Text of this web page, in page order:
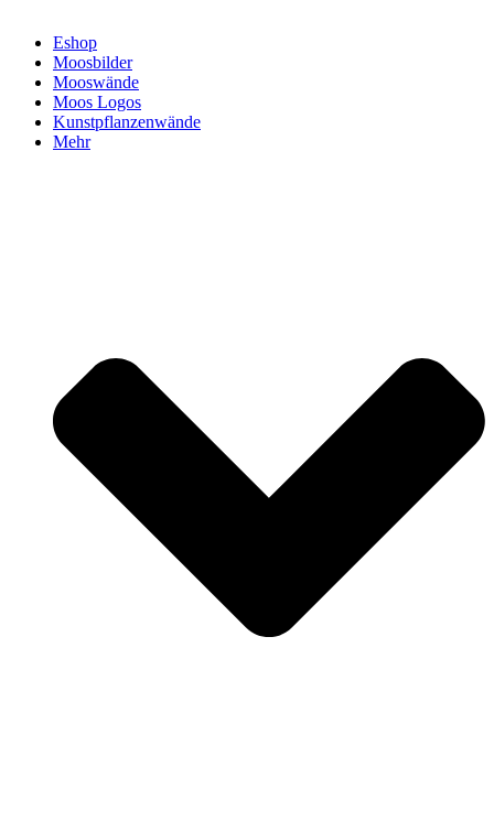
Eshop
Moosbilder
Mooswände
Moos Logos
Kunstpflanzenwände
Mehr